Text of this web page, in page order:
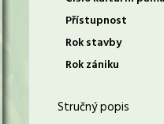
Přístupnost
Rok stavby
Rok zániku
Stručný popis